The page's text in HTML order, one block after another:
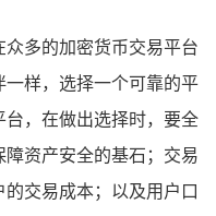
众多的加密货币交易平台
样，选择一个可靠的平
，在做出选择时，要全
资产安全的基石；交易
交易成本；以及用户口